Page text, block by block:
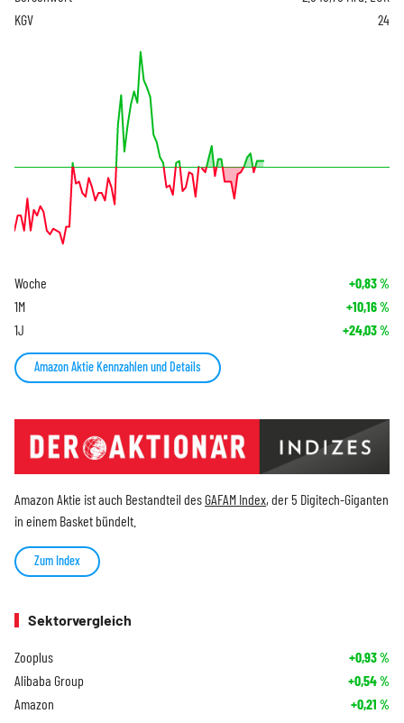
KGV
24
Woche +0,83%
1M +10,16%
1J +24,03%
Amazon Aktie Kennzahlen und Details
Amazon Aktie ist auch Bestandteil desGAFAM Index, der 5 Digitech-Giganten
in einem Basket bündelt.
Zum Index
Sektorvergleich
Zooplus +0,93%
Alibaba Group +0,54%
Amazon +0,21 %